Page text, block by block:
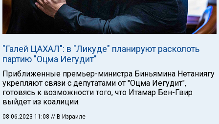
"Галей ЦАХАЛ": в "Ликуде" планируют расколоть
партию "Оцма Иегудит"
Приближенные премьер-министра Биньямина Нетаниягу
укрепляют связи с депутатами от "Оцма Иегудит",
готовясь к возможности того, что Итамар Бен-Гвир
выйдет из коалиции.
08.06.2023 11:08 // В Израиле